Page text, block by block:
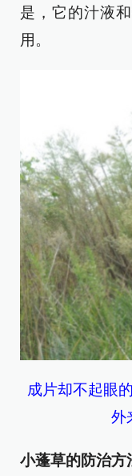
是，它的汁液
用。
成片却不起眼
外
小蓬草的防治方